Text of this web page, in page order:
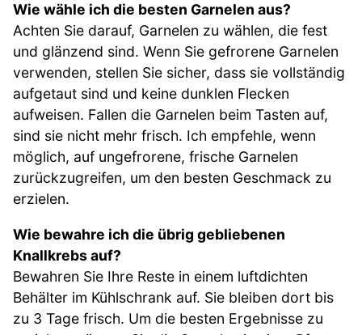
Wie wähle ich die besten Garnelen aus?
Achten Sie darauf, Garnelen zu wählen, die fest
und glänzend sind. Wenn Sie gefrorene Garnelen
verwenden, stellen Sie sicher, dass sie vollständig
aufgetaut sind und keine dunklen Flecken
aufweisen. Fallen die Garnelen beim Tasten auf,
sind sie nicht mehr frisch. Ich empfehle, wenn
möglich, auf ungefrorene, frische Garnelen
zurückzugreifen, um den besten Geschmack zu
erzielen.
Wie bewahre ich die übrig gebliebenen
Knallkrebs auf?
Bewahren Sie Ihre Reste in einem luftdichten
Behälter im Kühlschrank auf. Sie bleiben dort bis
zu 3 Tage frisch. Um die besten Ergebnisse zu